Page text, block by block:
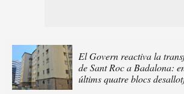
El Govern reactiva la
de Sant Roc a Badalona:
últims quatre blocs